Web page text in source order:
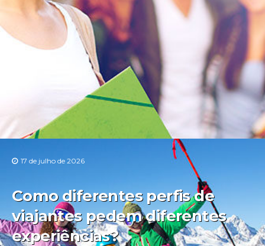
17 de julho de 2026
Como diferentes perfis de
viajantes pedem diferentes
experiências?